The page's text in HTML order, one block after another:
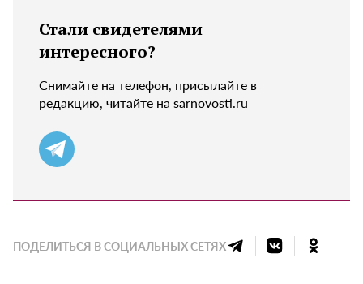
Стали свидетелями
интересного?
Снимайте на телефон, присылайте в
редакцию, читайте на sarnovosti.ru
ПОДЕЛИТЬСЯ В СОЦИАЛЬНЫХ СЕТЯХ